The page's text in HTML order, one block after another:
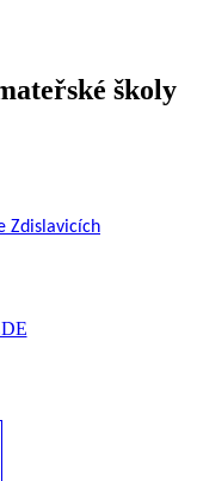
školy
Zdislavicích